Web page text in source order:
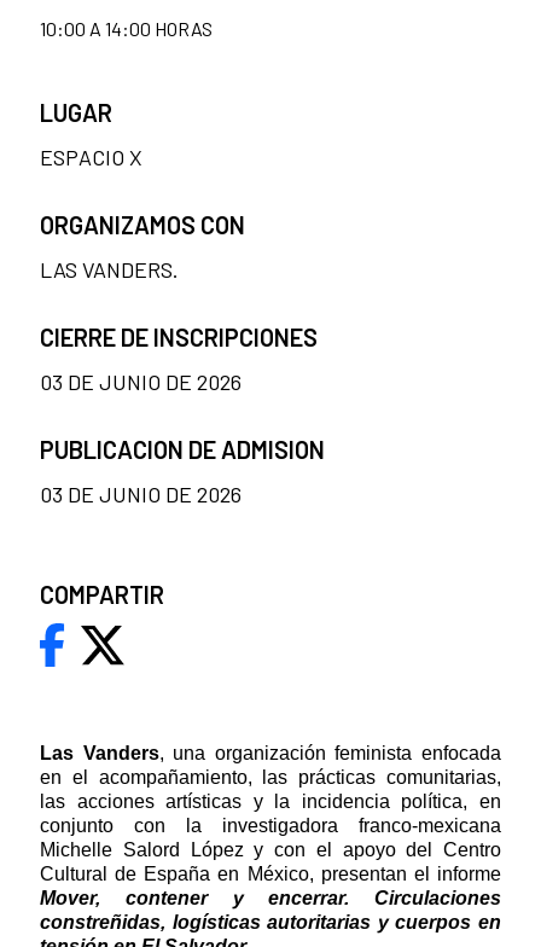
Las Vanders, una organización feminista enfocada
en el acompañamiento, las prácticas comunitarias,
las acciones artísticas y la incidencia política, en
conjunto con la investigadora franco-mexicana
Michelle Salord López y con el apoyo del Centro
Cultural de España en México, presentan el informe
Mover, contener y encerrar. Circulaciones
constreñidas, logísticas autoritarias y cuerpos en
10:00 A 14:00 HORAS
LUGAR
ESPACIO X
ORGANIZAMOS CON
LAS VANDERS.
CIERRE DE INSCRIPCIONES
03 DE JUNIO DE 2026
PUBLICACION DE ADMISION
03 DE JUNIO DE 2026
COMPARTIR